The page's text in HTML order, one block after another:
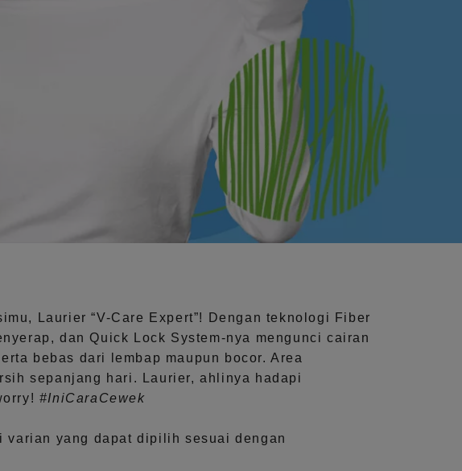
Laurier“V-Care Expert”! Dengan teknologi
Fiber
dan Quick Lock System-nya mengunci cairan
bebas dari lembap maupun bocor. Area
sepanjang hari.
Laurier, ahlinya hadapi
#IniCaraCewek
varian yang dapat dipilih sesuai dengan